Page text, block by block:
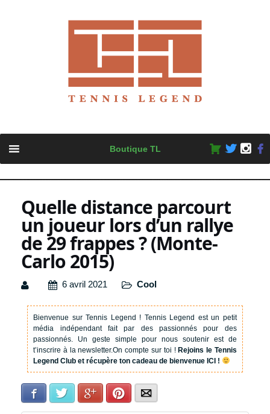
content
Boutique TL
Quelle distance parcourt
un joueur lors d’un rallye
de 29 frappes ? (Monte-
Carlo 2015)
6 avril 2021 Cool
Bienvenue sur Tennis Legend ! Tennis Legend est un petit
média indépendant fait par des passionnés pour des
passionnés. Un geste simple pour nous soutenir est de
t’inscrire à la newsletter.On compte sur toi !Rejoins le Tennis
Legend Club et récupère ton cadeau de bienvenue ICI !
Facebook Twitter Google+Pinterest